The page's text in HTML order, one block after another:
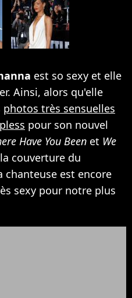
est so sexy et elle
Ainsi, alors qu'elle
photos très sensuelles
pour son nouvel
Have You Been et We
couverture du
chanteuse est encore
sexy pour notre plus